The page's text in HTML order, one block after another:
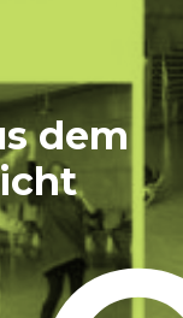
dem